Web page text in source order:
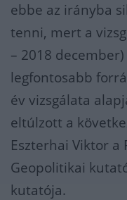
ebbe az irányba
tenni, mert a
– 2018
legfontosabb
év vizsgálata
eltúlzott a
Eszterhai Viktor a
Geopolitikai
kutatója.